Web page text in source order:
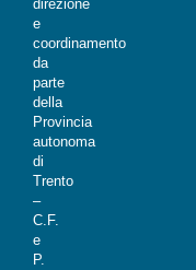
direzione
e
coordinamento
da
parte
della
Provincia
autonoma
di
Trento
–
C.F.
e
P.